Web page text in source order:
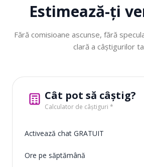
Estimează-ți
Fără comisioane ascunse, fără
clară a câștigurilor
Cât pot să câștig?
Calculator de câștiguri *
Activează chat GRATUIT
Ore pe săptămână